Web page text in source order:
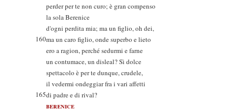
perder per te non curo; è gran compenso
la sola Berenice
d'ogni perdita mia; ma un figlio, oh dei,
160ma un caro figlio, onde superbo e lieto
ero a ragion, perché sedurmi e farne
un contumace, un disleal? Sì dolce
spettacolo è per te dunque, crudele,
il vedermi ondeggiar fra i vari affetti
165di padre e di rival?
BERENICE